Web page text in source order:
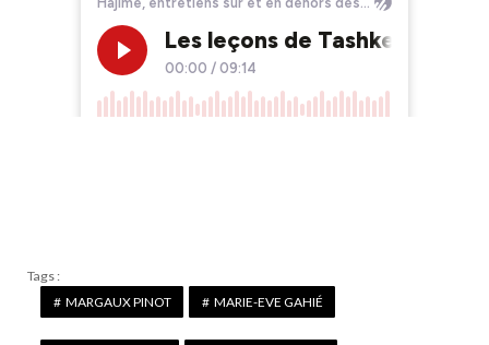
Tags :
MARGAUX PINOT
MARIE-EVE GAHIÉ